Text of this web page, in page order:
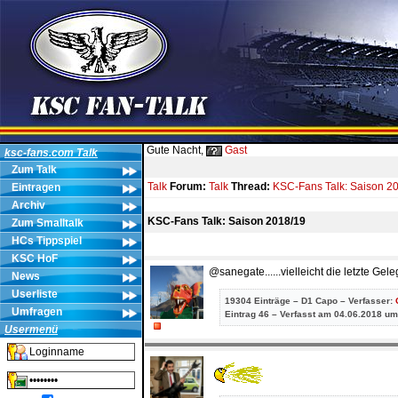
ksc-fans.com Talk
Zum Talk
Eintragen
Archiv
Zum Smalltalk
HCs Tippspiel
KSC HoF
News
Userliste
Umfragen
Usermenü
Gute Nacht, Gast
Talk Forum: Talk Thread: KSC-Fans Talk: Saison
KSC-Fans Talk: Saison 2018/19
@sanegate......vielleicht die letzte
19304 Einträge – D1 Capo – Verfasser:
Eintrag 46 – Verfasst am 04.06.2018